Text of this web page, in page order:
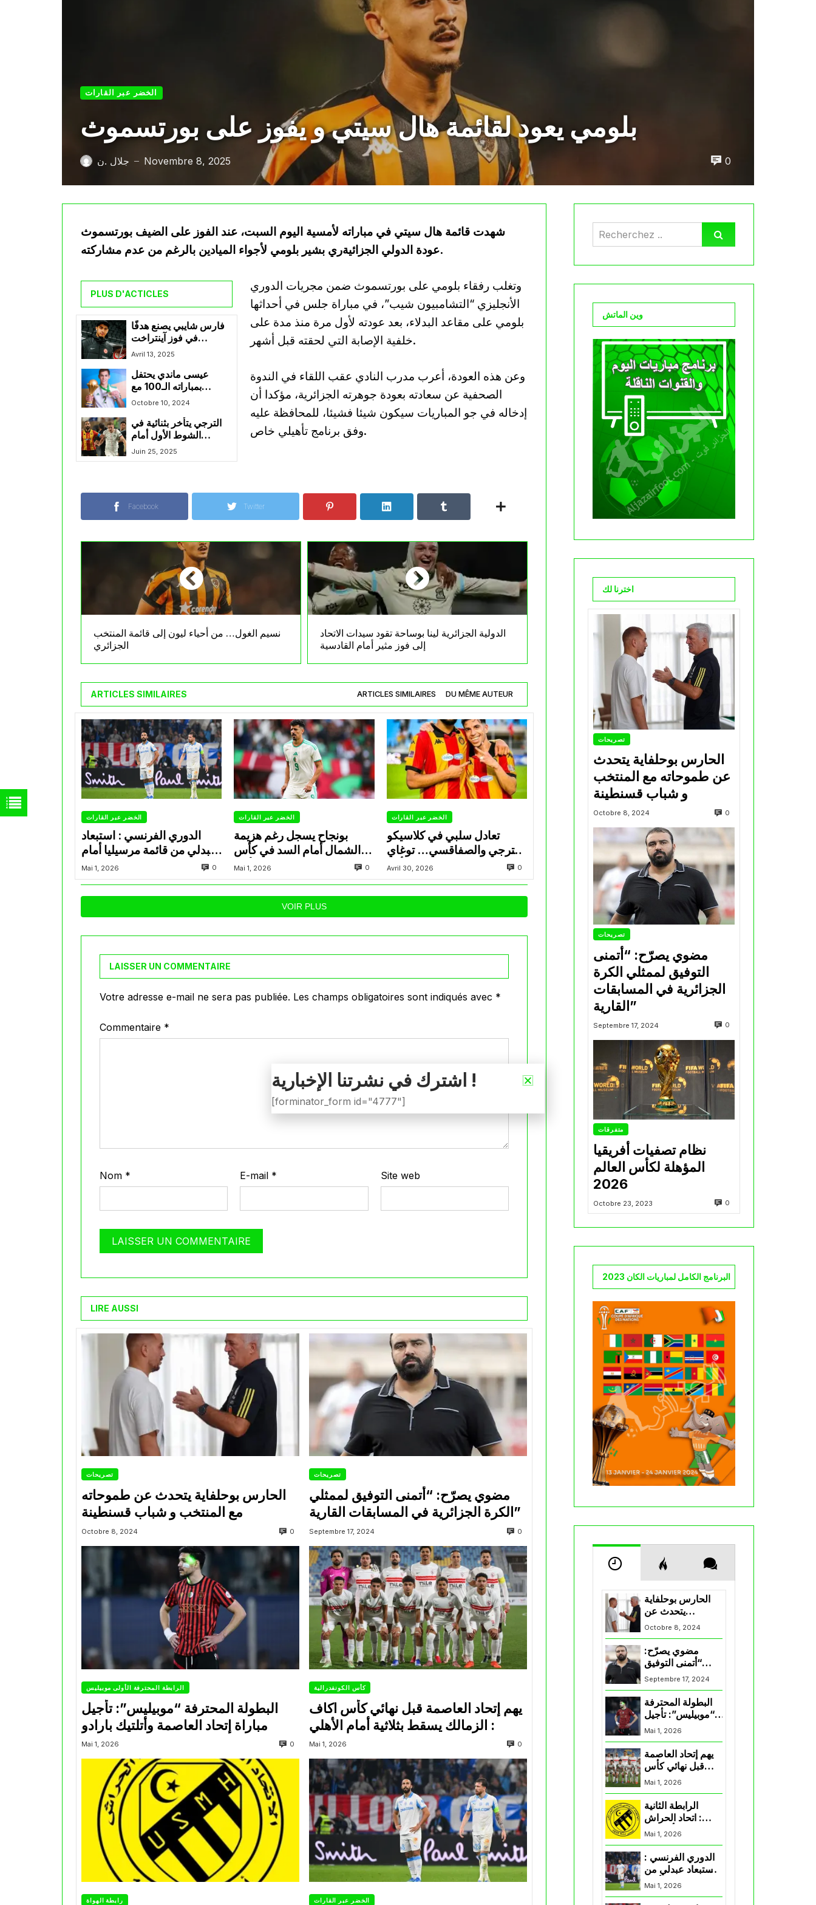
الخضر عبر القارات
بلومي يعود لقائمة هال سيتي و يفوز على بورتسموث
جلال .ن — Novembre 8, 2025 0
شهدت قائمة هال سيتي في مباراته لأمسية اليوم السبت، عند الفوز على الضيف بورتسموث
عودة الدولي الجزائيةري بشير بلومي لأجواء الميادين بالرغم من عدم مشاركته.
PLUS D'ACTICLES
فارس شايبي يصنع هدفًا
في فوز آينتراخت
فرانكفورت على هايدنهايم
Avril 13, 2025
عيسى ماندي يحتفل
بمباراته الـ100 مع
المنتخب الوطني في
Octobre 10, 2024
الترجي يتأخر بثنائية في
الشوط الأول أمام
تشلسي
Juin 25, 2025
وتغلب رفقاء بلومي على بورتسموث ضمن مجريات الدوري
الأنجليزي “التشامبيون شيب”، في مباراة جلس في أحداثها
بلومي على مقاعد البدلاء، بعد عودته لأول مرة منذ مدة على
خلفية الإصابة التي لحقته قبل أشهر.
وعن هذه العودة، أعرب مدرب النادي عقب اللقاء في الندوة
الصحفية عن سعادته بعودة جوهرته الجزائرية، مؤكدا أن
إدخاله في جو المباريات سيكون شيئا فشيئا، للمحافظة عليه
وفق برنامج تأهيلي خاص.
Facebook Twitter
نسيم الغول… من أحياء ليون إلى قائمة المنتخب
الجزائري
الدولية الجزائرية لينا بوساحة تقود سيدات الاتحاد
إلى فوز مثير أمام القادسية
ARTICLES SIMILAIRES ARTICLES SIMILAIRES DU MÊME AUTEUR
الخضر عبر القارات
الدوري الفرنسي : استبعاد
عبدلي من قائمة مرسيليا أمام
نانت
Mai 1, 2026 0
الخضر عبر القارات
بونجاح يسجل رغم هزيمة
الشمال أمام السد في كأس
الأمير
Mai 1, 2026 0
الخضر عبر القارات
تعادل سلبي في كلاسيكو
الترجي والصفاقسي… توغاي
يهدر ركلة جزاء وبوعالية يتألق
Avril 30, 2026 0
VOIR PLUS
LAISSER UN COMMENTAIRE
Votre adresse e-mail ne sera pas publiée. Les champs obligatoires sont indiqués avec *
Commentaire *
Nom * E-mail * Site web
LIRE AUSSI
تصريحات
الحارس بوحلفاية يتحدث عن طموحاته
مع المنتخب و شباب قسنطينة
Octobre 8, 2024 0
تصريحات
مضوي يصرّح: “أتمنى التوفيق لممثلي
الكرة الجزائرية في المسابقات القارية”
Septembre 17, 2024 0
الرابطة المحترفة الأولى موبيليس
البطولة المحترفة “موبيليس”: تأجيل
مباراة إتحاد العاصمة وأتلتيك بارادو
Mai 1, 2026 0
كأس الكونفدرالية
يهم إتحاد العاصمة قبل نهائي كأس اكاف
Mai 1, 2026 0
رابطة الهواة الخضر عبر القارات
وين الماتش
اخترنا لك
تصريحات
الحارس بوحلفاية يتحدث
عن طموحاته مع المنتخب
و شباب قسنطينة
Octobre 8, 2024 0
تصريحات
مضوي يصرّح: “أتمنى
التوفيق لممثلي الكرة
الجزائرية في المسابقات
القارية”
Septembre 17, 2024 0
متفرقات
نظام تصفيات أفريقيا
المؤهلة لكأس العالم
2026
Octobre 23, 2023 0
البرنامج الكامل لمباريات الكان 2023
الحارس بوحلفاية
يتحدث عن
طموحاته مع
المنتخب و شباب
قسنطينة
Octobre 8, 2024
مضوي يصرّح:
“أتمنى التوفيق
لممثلي الكرة
الجزائرية في
Septembre 17, 2024
البطولة المحترفة
“موبيليس”: تأجيل
مباراة إتحاد
العاصمة وأتلتيك
بارادو
Mai 1, 2026
يهم إتحاد العاصمة
قبل نهائي كأس
اكاف : الزمالك
يسقط بثلاثية أمام
Mai 1, 2026
الرابطة الثانية
: اتحاد الحراش
يحسم التأهل إلى
“البلاي أوف”
Mai 1, 2026
الدوري الفرنسي :
استبعاد عبدلي من
قائمة مرسيليا أمام
Mai 1, 2026
اشترك في نشرتنا الإخبارية !
[forminator_form id="4777"]